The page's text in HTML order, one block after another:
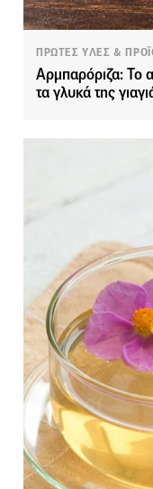
ΠΡΩΤΕΣ ΥΛΕΣ &
Αρμπαρόριζα: Το
τα γλυκά της